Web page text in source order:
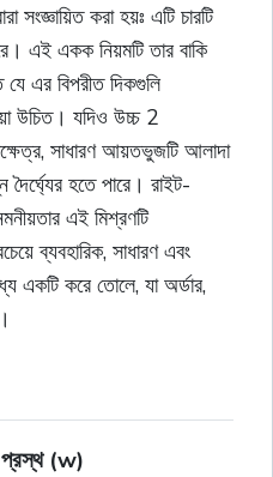
সংজ্ঞায়িত করা হয়ঃ এটি চারটি
এই একক নিয়মটি তার বাকি
যে এর বিপরীত দিকগুলি
উচিত। যদিও উচ্চ 2
সাধারণ আয়তভুজটি আলাদা
দৈর্ঘ্যের হতে পারে। রাইট-
এই মিশ্রণটি
ব্যবহারিক, সাধারণ এবং
একটি করে তোলে, যা অর্ডার,
প্রস্থ (w)